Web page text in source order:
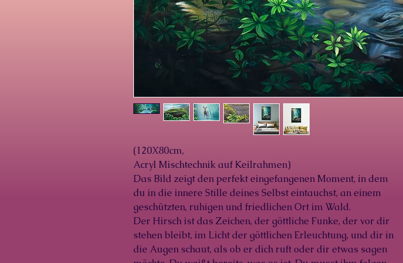
(120X80cm,
Acryl Mischtechnik auf Keilrahmen)
Das Bild zeigt den perfekt eingefangenen Moment, in dem
du in die innere Stille deines Selbst eintauchst, an einem
geschützten, ruhigen und friedlichen Ort im Wald.
Der Hirsch ist das Zeichen, der göttliche Funke, der vor dir
stehen bleibt, im Licht der göttlichen Erleuchtung, und dir in
die Augen schaut, als ob er dich ruft oder dir etwas sagen